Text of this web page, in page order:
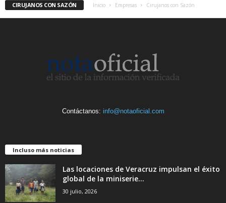
CIRUJANOS CON SAZÓN Inicio Empresas Cirujanos con Sazón
Contáctanos: info@notaoficial.com
Incluso más noticias
Las locaciones de Veracruz impulsan el éxito
global de la miniserie...
30 julio, 2026